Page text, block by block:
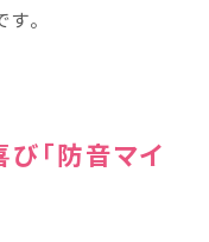
。
「防音マイ